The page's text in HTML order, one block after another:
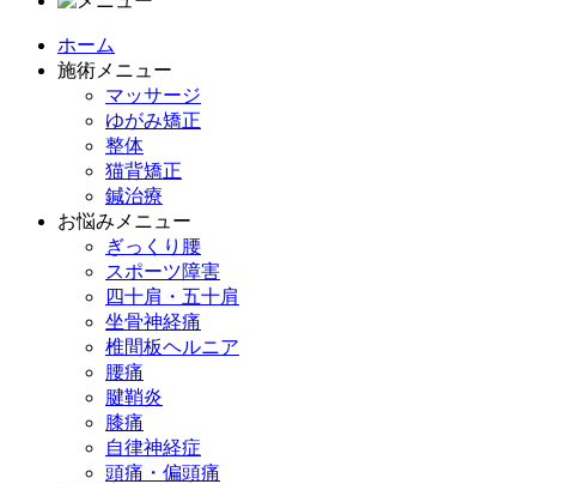
ホーム
施術メニュー
マッサージ
ゆがみ矯正
整体
猫背矯正
鍼治療
お悩みメニュー
ぎっくり腰
スポーツ障害
四十肩・五十肩
坐骨神経痛
椎間板ヘルニア
腰痛
腱鞘炎
膝痛
自律神経症
頭痛・偏頭痛